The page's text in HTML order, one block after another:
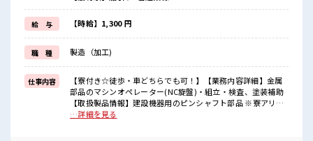
≪初めての仕事だけど自分にもできそう≫
新しいことにチャレンジするのは不安だけど、
しっかり働く環境が整っています！
イチからスキルUP・ステップUP目指していきましょう！
≪自分に合った期間で働ける≫
福利厚生が整った派遣のお仕事です！
■職場の雰囲気
休憩室で楽しくおしゃべり！
ストレス解消☆
給 与 【時給】1,300 円
職 種 製造（加工)
仕事内容
【寮付き☆徒歩・車どちらでも可！】【業務内容詳細】金属
部品のマシンオペレーター(NC旋盤)・組立・検査、塗装補助
【取扱製品情報】建設機器用のピンシャフト部品 ※寮アリの
お仕事！一人暮らしスタートにもピッタリ♪ ■お仕事PR ≪当
…詳細を見る